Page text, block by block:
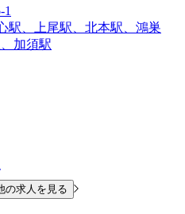
駅、上尾駅、北本駅、鴻巣
加須駅
の求人を見る